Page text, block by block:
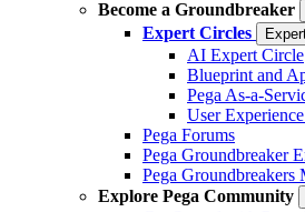
Become a Groundbreaker
Expert Circles
AI Expert Circle
Blueprint and
Pega As-a-
User
Pega Forums
Pega Groundbreaker
Pega Groundbreakers
Explore Pega Community